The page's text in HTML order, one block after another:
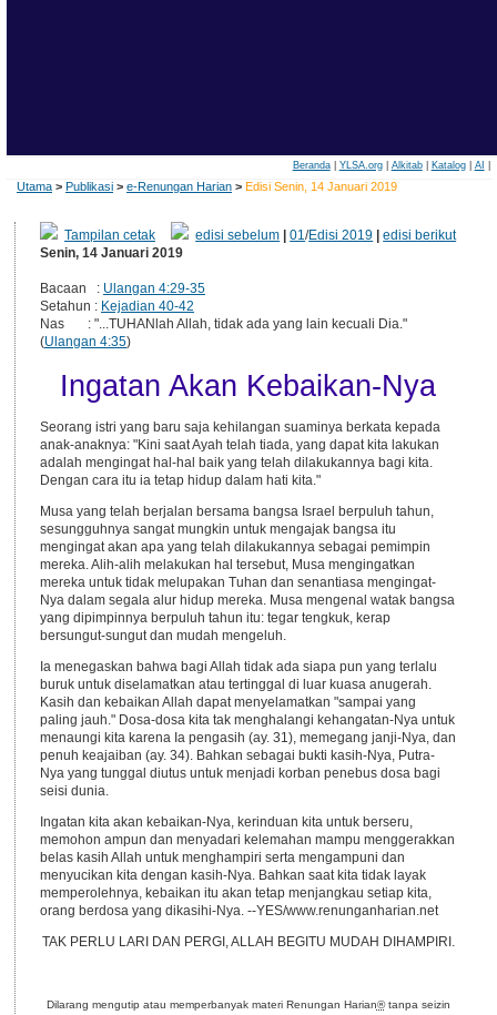
Beranda| YLSA.org| Alkitab| Katalog| AI
Utama > Publikasi > e-Renungan Harian > Edisi Senin, 14 Januari 2019
Tampilan cetak edisi sebelum |01/Edisi 2019 |edisi berikut
Senin, 14 Januari 2019
Bacaan : Ulangan 4:29-35
Setahun : Kejadian 40-42
Nas : "...TUHANlah Allah, tidak ada yang lain kecuali Dia."
(Ulangan 4:35)
Ingatan Akan Kebaikan-Nya
Seorang istri yang baru saja kehilangan suaminya berkata kepada
anak-anaknya: "Kini saat Ayah telah tiada, yang dapat kita lakukan
adalah mengingat hal-hal baik yang telah dilakukannya bagi kita.
Dengan cara itu ia tetap hidup dalam hati kita."
Musa yang telah berjalan bersama bangsa Israel berpuluh tahun,
sesungguhnya sangat mungkin untuk mengajak bangsa itu
mengingat akan apa yang telah dilakukannya sebagai pemimpin
mereka. Alih-alih melakukan hal tersebut, Musa mengingatkan
mereka untuk tidak melupakan Tuhan dan senantiasa mengingat-
Nya dalam segala alur hidup mereka. Musa mengenal watak bangsa
yang dipimpinnya berpuluh tahun itu: tegar tengkuk, kerap
bersungut-sungut dan mudah mengeluh.
Ia menegaskan bahwa bagi Allah tidak ada siapa pun yang terlalu
buruk untuk diselamatkan atau tertinggal di luar kuasa anugerah.
Kasih dan kebaikan Allah dapat menyelamatkan "sampai yang
paling jauh." Dosa-dosa kita tak menghalangi kehangatan-Nya untuk
menaungi kita karena Ia pengasih (ay. 31), memegang janji-Nya, dan
penuh keajaiban (ay. 34). Bahkan sebagai bukti kasih-Nya, Putra-
Nya yang tunggal diutus untuk menjadi korban penebus dosa bagi
seisi dunia.
Ingatan kita akan kebaikan-Nya, kerinduan kita untuk berseru,
memohon ampun dan menyadari kelemahan mampu menggerakkan
belas kasih Allah untuk menghampiri serta mengampuni dan
menyucikan kita dengan kasih-Nya. Bahkan saat kita tidak layak
memperolehnya, kebaikan itu akan tetap menjangkau setiap kita,
orang berdosa yang dikasihi-Nya. --YES/www.renunganharian.net
TAK PERLU LARI DAN PERGI, ALLAH BEGITU MUDAH DIHAMPIRI.
Dilarang mengutip atau memperbanyak materi Renungan Harian®tanpa seizin